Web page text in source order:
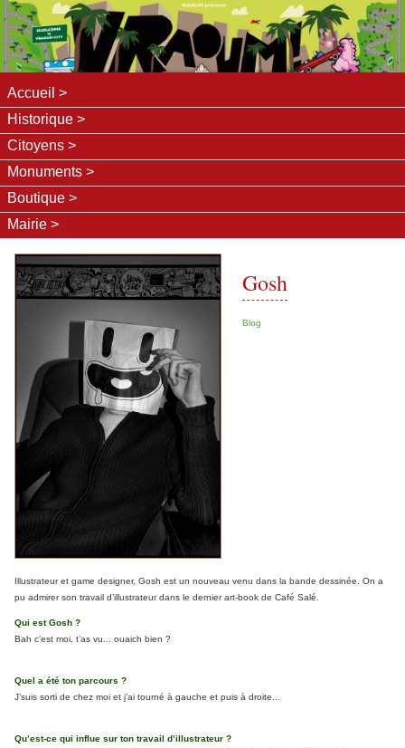
Accueil
Historique
Citoyens
Monuments
Boutique
Mairie
Gosh
Blog
Illustrateur et game designer, Gosh est un nouveau venu dans la bande dessinée. On a
pu admirer son travail d’illustrateur dans le dernier art-book de Café Salé.
Qui est Gosh ?
Bah c’est moi, t’as vu... ouaich bien ?
Quel a été ton parcours ?
J’suis sorti de chez moi et j’ai tourné à gauche et puis à droite...
Qu’est-ce qui influe sur ton travail d’illustrateur ?